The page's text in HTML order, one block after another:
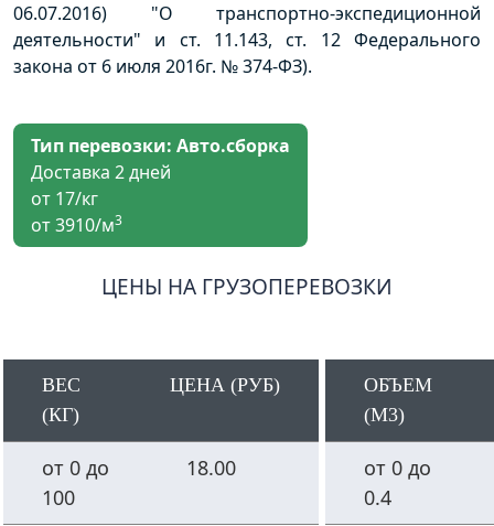
06.07.2016) "О транспортно-экспедиционной
деятельности" и ст. 11.143, ст. 12 Федерального
закона от 6 июля 2016г. № 374-ФЗ).
Тип перевозки: Авто.сборка
Доставка 2 дней
от 17/кг
от 3910/м3
ЦЕНЫ НА ГРУЗОПЕРЕВОЗКИ
ВЕС
(КГ)
ЦЕНА (РУБ)
от 0 до
100
18.00
ОБЪЕМ
(М3)
от 0 до
0.4